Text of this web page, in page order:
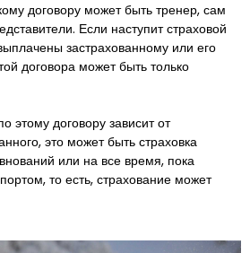
договору может быть тренер, сам
Если наступит страховой
застрахованному или его
договора может быть только
этому договору зависит от
это может быть страховка
или на все время, пока
то есть, страхование может